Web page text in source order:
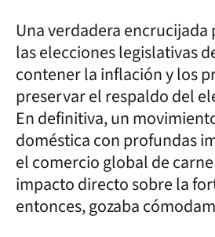
Una verdadera encrucijada
las elecciones legislativas
contener la inflación y los
preservar el respaldo del
En definitiva, un
doméstica con profundas
el comercio global de
impacto directo sobre la
entonces, gozaba